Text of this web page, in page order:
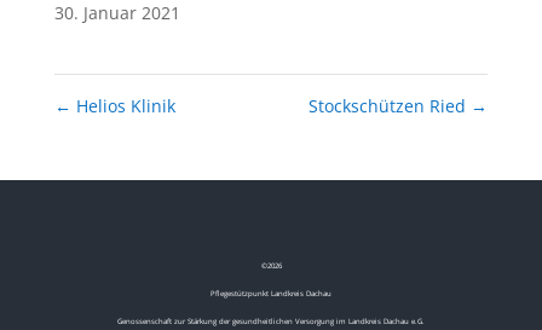
30. Januar 2021
← Helios Klinik Stockschützen Ried →
©2026
Pflegestützpunkt Landkreis Dachau
Genossenschaft zur Stärkung der gesundheitlichen Versorgung im Landkreis Dachau e.G.